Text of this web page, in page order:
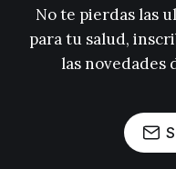
No te pierdas las
para tu salud,
las novedades